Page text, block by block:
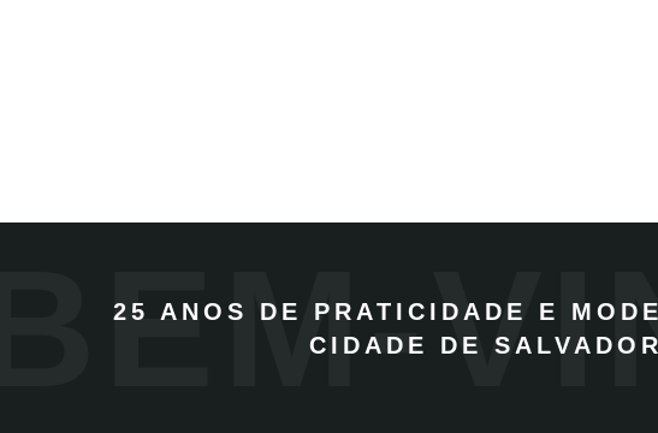
BEM-
25 ANOS DE PRATICIDADE E
CIDADE DE SALVADOR